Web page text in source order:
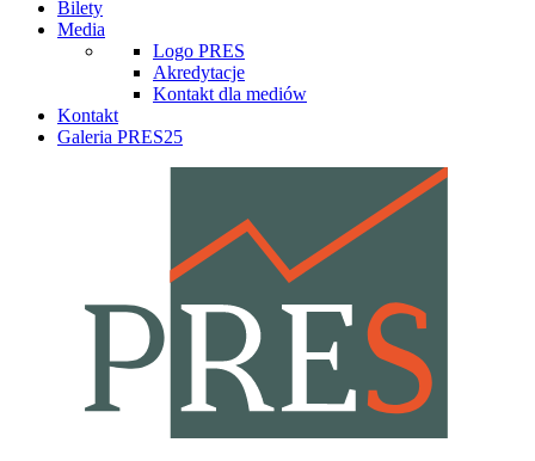
Bilety
Media
Logo PRES
Akredytacje
Kontakt dla mediów
Kontakt
Galeria PRES25